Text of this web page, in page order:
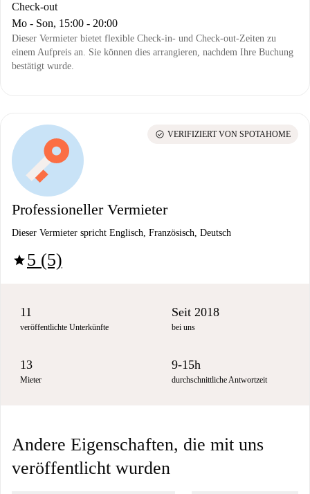
Check-out
Mo - Son, 15:00 - 20:00
Dieser Vermieter bietet flexible Check-in- und Check-out-Zeiten zu
einem Aufpreis an. Sie können dies arrangieren, nachdem Ihre Buchung
bestätigt wurde.
Professioneller Vermieter
Dieser Vermieter spricht Englisch, Französisch, Deutsch
star5 (5)
check_circle VERIFIZIERT VON SPOTAHOME
11
veröffentlichte Unterkünfte
Seit 2018
bei uns
13
Mieter
9-15h
durchschnittliche Antwortzeit
Andere Eigenschaften, die mit uns
veröffentlicht wurden